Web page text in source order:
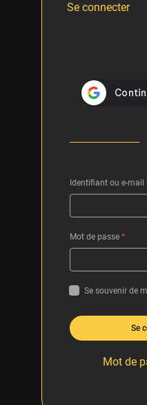
Se connecter
Identifiant ou e-mail
Mot de passe *
Se souvenir de
Se
Mot de